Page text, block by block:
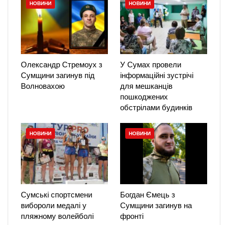
НОВИНИ
Олександр Стремоух з
Сумщини загинув під
Волновахою
НОВИНИ
У Сумах провели
інформаційні зустрічі
для мешканців
пошкоджених
обстрілами будинків
НОВИНИ
Сумські спортсмени
вибороли медалі у
пляжному волейболі
НОВИНИ
Богдан Ємець з
Сумщини загинув на
фронті